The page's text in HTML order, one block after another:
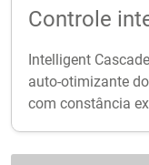
Controle
Intelligent
auto-otimizante
com constância